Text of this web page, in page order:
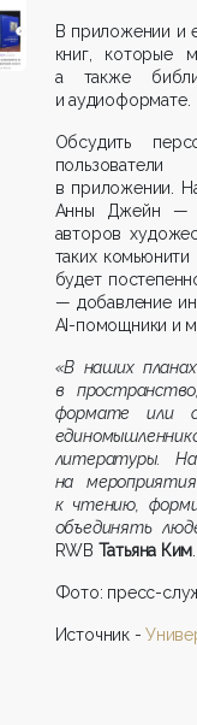
В приложении и
книг, которые
а также
и аудиоформате.
Обсудить
в приложении.
Анны Джейн —
авторов
таких
будет
— добавление
AI-помощники и
«В наших
в
формате или
литературы.
на
к чтению,
объеди­нять
RWB Татьяна Ким
Фото: пресс-
Источник -